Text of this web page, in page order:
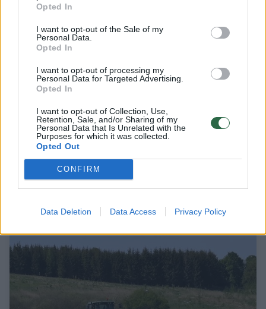
Opted In
I want to opt-out of the Sale of my
Personal Data.
Opted In
I want to opt-out of processing my
Personal Data for Targeted Advertising.
Opted In
I want to opt-out of Collection, Use,
Retention, Sale, and/or Sharing of my
Personal Data that Is Unrelated with the
Purposes for which it was collected.
Opted Out
CONFIRM
Data Deletion Data Access Privacy Policy
Užteko mokslo bei pramogų – ūkininkai
Labūnavoje atvėrė pinigines ir ypač
svarbiam tikslui